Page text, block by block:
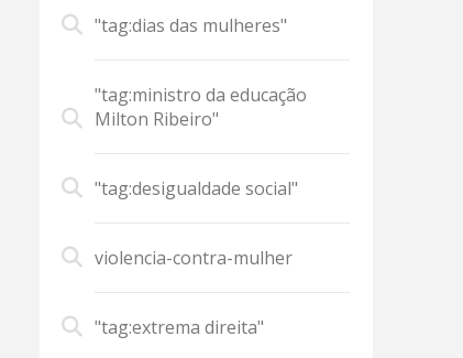
"tag:dias das mulheres"
"tag:ministro da educação
Milton Ribeiro"
"tag:desigualdade social"
violencia-contra-mulher
"tag:extrema direita"